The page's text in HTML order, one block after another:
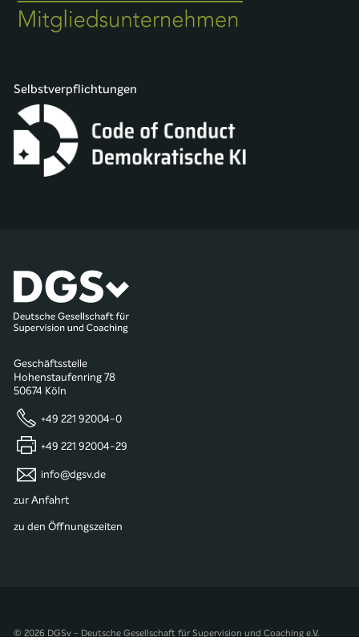
Selbstverpflichtungen
Geschäftsstelle
Hohenstaufenring 78
50674 Köln
+49 221 92004-0
+49 221 92004-29
info@dgsv.de
zur Anfahrt
zu den Öffnungszeiten
© 2026 DGSv - Deutsche Gesellschaft für Supervision und Coaching e.V.